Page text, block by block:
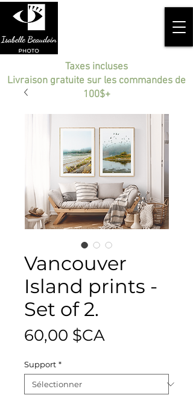
Taxes incluses
Livraison gratuite sur les commandes de
100$+
Vancouver
Island prints -
Set of 2.
60,00 $CA
Support *